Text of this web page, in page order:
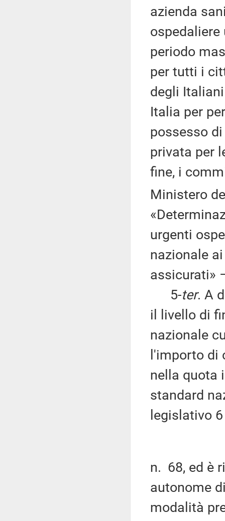
azienda
periodo
per tutti i
degli
Italia per
possesso
privata per
fine, i
Ministero
urgenti
nazionale
assicurati»
5-ter. A
il livello di
nazionale
l'importo di
nella quota
standard
legislativo
n. 68, ed è
autonome
modalità